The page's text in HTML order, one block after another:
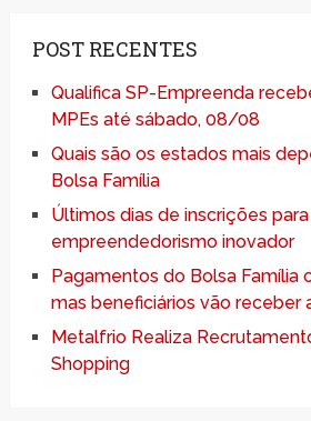
POST RECENTES
Qualifica SP-Empreenda
MPEs até sábado, 08/08
Quais são os estados mais
Bolsa Família
Últimos dias de inscrições
empreendedorismo inovador
Pagamentos do Bolsa Família
mas beneficiários vão receber
Metalfrio Realiza
Shopping